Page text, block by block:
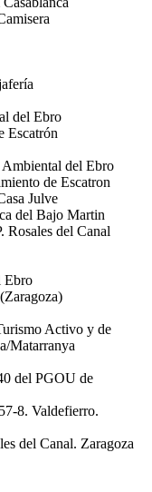
del Ebro
Escatrón
del Ebro
de Escatron
Julve
del Bajo Martin
Rosales del Canal
Ebro
Activo y de
Matarranya
del PGOU de
8. Valdefierro.
del Canal. Zaragoza